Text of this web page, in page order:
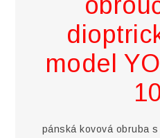
model
pánská kovová obruba